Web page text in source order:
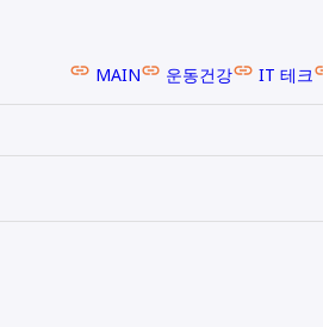
MAIN 운동건강 IT 테크